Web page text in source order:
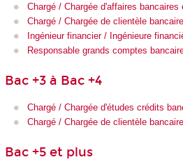
Chargé / Chargée d'affaires bancaires
Chargé / Chargée de clientèle
Ingénieur financier / Ingénieure
Responsable grands comptes
Bac +3 à Bac +4
Chargé / Chargée d'études crédits
Chargé / Chargée de clientèle
Bac +5 et plus